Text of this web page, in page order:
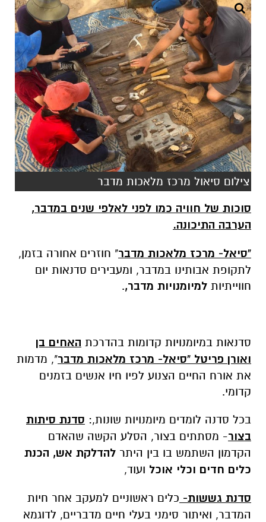
צילום סיאול מרכז מלאכות מדבר
סוכות של חוויה כמו לפני לאלפי שנים במדבר,
הערבה התיכונה.
"סיאל- מרכז מלאכות מדבר" חוזרים אחורה בזמן,
לתקופת אבותינו במדבר, ומעבירים סדנאות יום
חווייתיות למיומנויות מדבר,.
סדנאות במיומנויות קדומות בהדרכת האחים בן
ואורן פריטל "סיאל- מרכז מלאכות מדבר", מדמות
את אורח החיים הצנוע לפיו חיו אנשים בזמנים
קדומי.
בכל סדנה לומדים מיומנויות שונות,: סדנת סיתות
בצור- מסתתים בצור, הסלע הקשה שהאדם
הקדמון השתמש בו בין היתר להדלקת אש, הכנת
כלים חדים וכלי אוכל ועוד,
סדנת גששות- כלים ראשוניים למעקב אחר חיות
המדבר, ואיתור סימני בעלי חיים מדבריים, לדוגמא